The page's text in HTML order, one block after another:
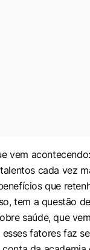
vem
cada vez
que
tem a questão de
saúde, que
fatores faz